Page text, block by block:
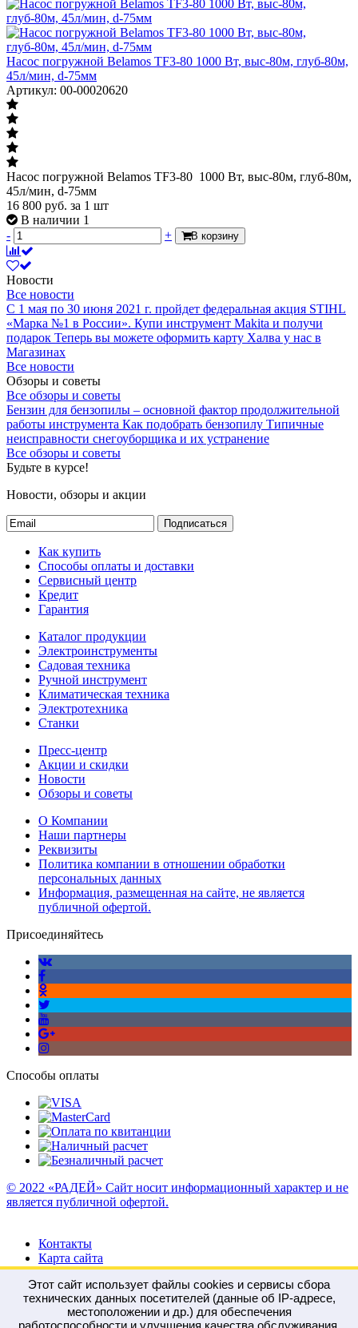
Насос погружной Belamos TF3-80 1000 Вт, выс-80м, глуб-80м,
45л/мин, d-75мм
Артикул: 00-00020620
Насос погружной Belamos TF3-80 1000 Вт, выс-80м, глуб-80м,
45л/мин, d-75мм
16 800 руб. за 1 шт
В наличии 1
-
+ В корзину
Новости
Все новости
С 1 мая по 30 июня 2021 г. пройдет федеральная акция STIHL
«Марка №1 в России». Купи инструмент Makita и получи
подарок Теперь вы можете оформить карту Халва у нас в
Магазинах
Все новости
Обзоры и советы
Все обзоры и советы
Бензин для бензопилы – основной фактор продолжительной
работы инструмента Как подобрать бензопилу Типичные
неисправности снегоуборщика и их устранение
Все обзоры и советы
Будьте в курсе!
Новости, обзоры и акции
Подписаться
Как купить
Способы оплаты и доставки
Сервисный центр
Кредит
Гарантия
Каталог продукции
Электроинструменты
Садовая техника
Ручной инструмент
Климатическая техника
Электротехника
Станки
Пресс-центр
Акции и скидки
Новости
Обзоры и советы
О Компании
Наши партнеры
Реквизиты
Политика компании в отношении обработки
персональных данных
Информация, размещенная на сайте, не является
публичной офертой.
Присоединяйтесь
Способы оплаты
© 2022 «РАДЕЙ» Сайт носит информационный характер и не
является публичной офертой.
Контакты
Карта сайта
Этот сайт использует файлы cookies и сервисы сбора
технических данных посетителей (данные об IP-адресе,
местоположении и др.) для обеспечения
работоспособности и улучшения качества обслуживания.